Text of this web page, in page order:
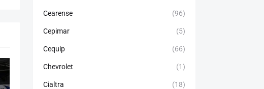
Cearense (96)
Cepimar (5)
Cequip (66)
Chevrolet (1)
Cialtra (18)